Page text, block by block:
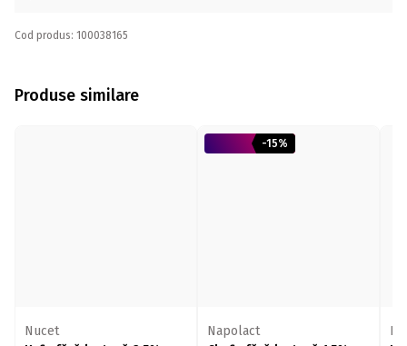
Cod produs: 100038165
Produse similare
Nucet
-15%
Napolact